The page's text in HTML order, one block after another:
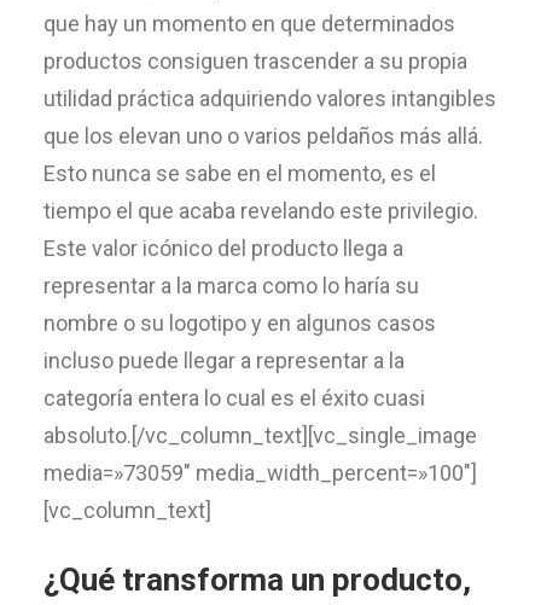
que hay un momento en que determinados
productos consiguen trascender a su propia
utilidad práctica adquiriendo valores intangibles
que los elevan uno o varios peldaños más allá.
Esto nunca se sabe en el momento, es el
tiempo el que acaba revelando este privilegio.
Este valor icónico del producto llega a
representar a la marca como lo haría su
nombre o su logotipo y en algunos casos
incluso puede llegar a representar a la
categoría entera lo cual es el éxito cuasi
absoluto.[/vc_column_text][vc_single_image
media=»73059″ media_width_percent=»100″]
[vc_column_text]
¿Qué transforma un producto,